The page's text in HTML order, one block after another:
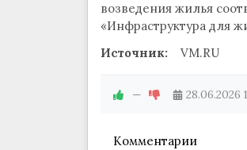
возведения жилья
«Инфраструктура для
Источник:
VM.RU
— 28.06.2026
Комментарии